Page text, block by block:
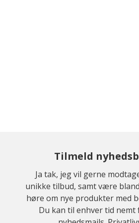
Tilmeld
Ja tak, jeg vil gerne
unikke tilbud, samt være
høre om nye produkter med
Du kan til enhver tid nemt